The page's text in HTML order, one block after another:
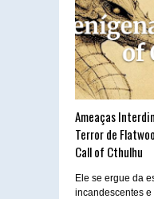
Ameaças
Terror de
Call of Cthulhu
Ele se ergue da
incandescentes